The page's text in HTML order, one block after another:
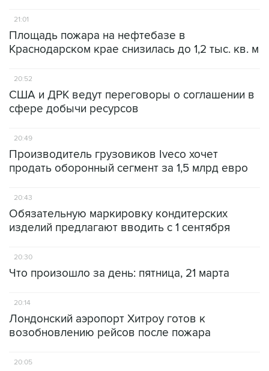
21:01
Площадь пожара на нефтебазе в
Краснодарском крае снизилась до 1,2 тыс. кв. м
20:52
США и ДРК ведут переговоры о соглашении в
сфере добычи ресурсов
20:49
Производитель грузовиков Iveco хочет
продать оборонный сегмент за 1,5 млрд евро
20:43
Обязательную маркировку кондитерских
изделий предлагают вводить с 1 сентября
20:30
Что произошло за день: пятница, 21 марта
20:14
Лондонский аэропорт Хитроу готов к
возобновлению рейсов после пожара
20:05